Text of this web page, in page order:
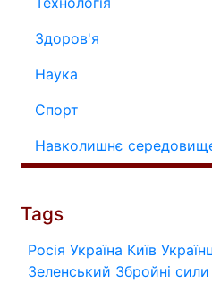
Здоров'я
Наука
Спорт
Навколишнє
Tags
Росія Україна Київ
Зеленський Збройні сили